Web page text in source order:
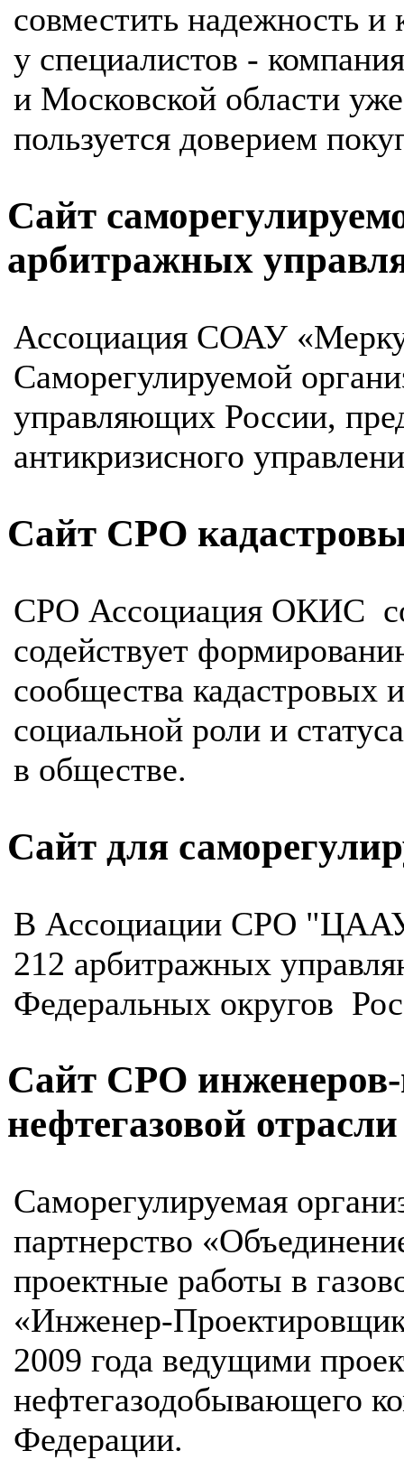
совместить надежность и
у специалистов -
и Московской области
пользуется доверием
Cайт
арбитражных
Ассоциация СОАУ
Саморегулируемой
управляющих России,
антикризисного
Сайт СРО
СРО Ассоциация ОКИС
содействует
сообщества
социальной роли и
в обществе.
Сайт для
В Ассоциации СРО "ЦААУ"
212 арбитражных
Федеральных округов
Сайт СРО
нефтегазовой отрасли
Саморегулируемая
партнерство
проектные работы в
«Инженер-
2009 года ведущими
нефтегазодобывающего
Федерации.